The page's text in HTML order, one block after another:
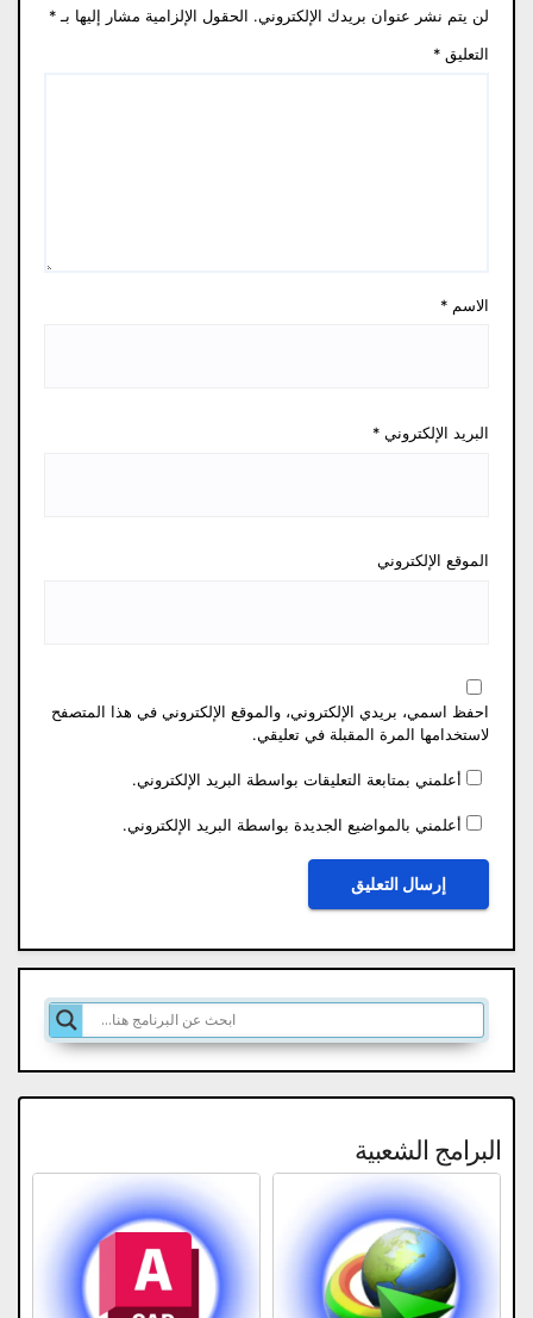
لن يتم نشر عنوان بريدك الإلكتروني. الحقول الإلزامية مشار إليها بـ *
التعليق *
الاسم *
البريد الإلكتروني *
الموقع الإلكتروني
احفظ اسمي، بريدي الإلكتروني، والموقع الإلكتروني في هذا المتصفح
لاستخدامها المرة المقبلة في تعليقي.
أعلمني بمتابعة التعليقات بواسطة البريد الإلكتروني.
أعلمني بالمواضيع الجديدة بواسطة البريد الإلكتروني.
البرامج الشعبية